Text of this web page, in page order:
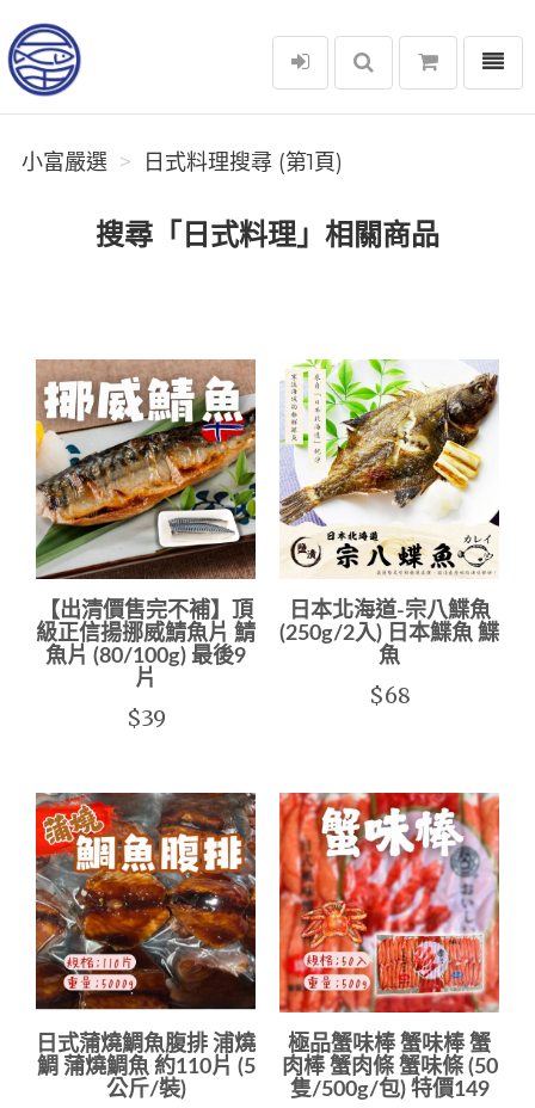
小富嚴選
選單
小富嚴選 日式料理搜尋 (第1頁)
搜尋「日式料理」相關商品
【出清價售完不補】頂
級正信揚挪威鯖魚片 鯖
魚片 (80/100g) 最後9
片
$39
日本北海道-宗八鰈魚
(250g/2入) 日本鰈魚 鰈
魚
$68
日式蒲燒鯛魚腹排 浦燒
鯛 蒲燒鯛魚 約110片 (5
公斤/裝)
極品蟹味棒 蟹味棒 蟹
肉棒 蟹肉條 蟹味條 (50
隻/500g/包) 特價149